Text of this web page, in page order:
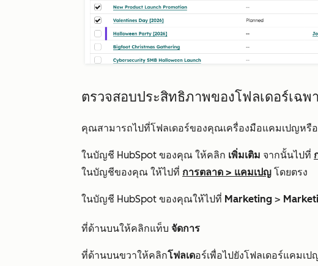
ตรวจสอบประสิทธิภาพของโฟลเดอร์เฉพ
คุณสามารถไปที่โฟลเดอร์ของคุณเครื่องมือแคมเปญหรื
ในบัญชี HubSpot ของคุณ ให้คลิก เพิ่มเติม จากนั้นไปที่
ในบัญชีของคุณ ให้ไปที่ การตลาด > แคมเปญ โดยตรง
ในบัญชี HubSpot ของคุณให้ไปที่ Marketing >
ที่ด้านบนให้คลิกแท็บ จัดการ
ที่ด้านบนขวาให้คลิกโฟลเดอร์เพื่อไปยังโฟลเดอร์แคมเ